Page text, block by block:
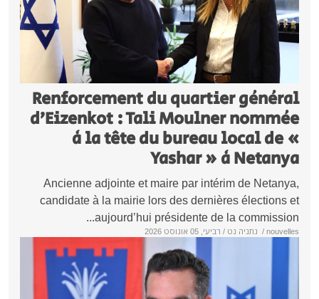
Renforcement du quartier
d’Eizenkot : Tali Moulner
à la tête du bureau local
Yashar » à
Ancienne adjointe et maire par intérim de
candidate à la mairie lors des dernières
aujourd’hui présidente de la
/נתניה נט / רביעי, 05 אוגוסט 2026